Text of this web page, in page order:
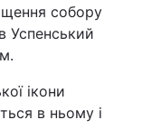
собору
Успенський
ікони
в ньому і